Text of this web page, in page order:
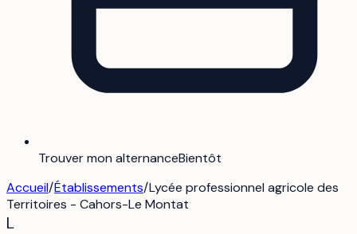
Trouver mon alternanceBientôt
Accueil/Établissements/Lycée professionnel agricole des
Territoires - Cahors-Le Montat
L